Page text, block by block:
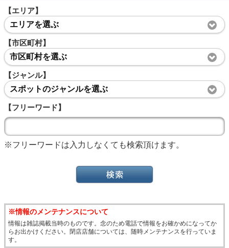
【エリア】
エリアを選ぶ
【市区町村】
市区町村を選ぶ
【ジャンル】
スポットのジャンルを選ぶ
【フリーワード】
※フリーワードは入力しなくても検索頂けます。
※情報のメンテナンスについて
情報は雑誌掲載当時のものです。念のため電話で情報をお確かめになってか
らお出かけください。閉店店舗については、随時メンテナンスを行っていま
す。